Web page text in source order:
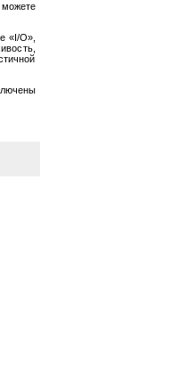
«I/O»,